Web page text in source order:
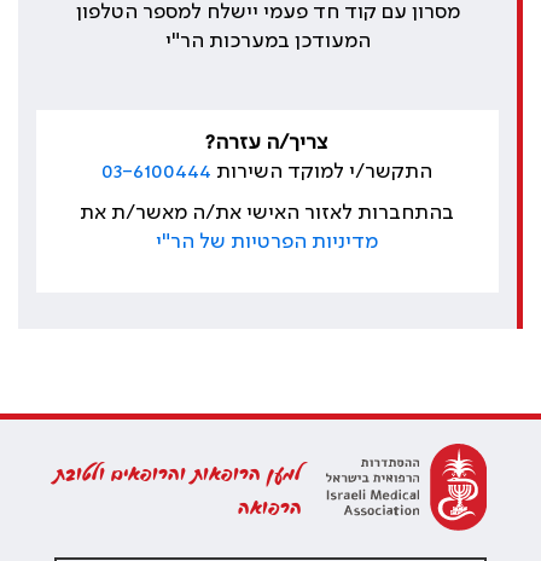
מסרון עם קוד חד פעמי יישלח למספר הטלפון
המעודכן במערכות הר"י
צריך/ה עזרה?
התקשר/י למוקד השירות 03-6100444
בהתחברות לאזור האישי את/ה מאשר/ת את
מדיניות הפרטיות של הר"י
למען הרופאות והרופאים ולטובת
הרפואה